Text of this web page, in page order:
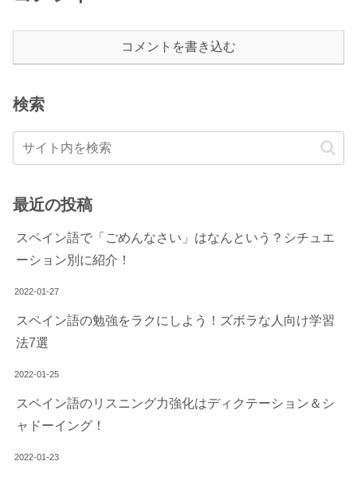
コメントを書き込む
検索
最近の投稿
スペイン語で「ごめんなさい」はなんという？シチュエ
ーション別に紹介！
2022-01-27
スペイン語の勉強をラクにしよう！ズボラな人向け学習
法7選
2022-01-25
スペイン語のリスニング力強化はディクテーション＆シ
ャドーイング！
2022-01-23